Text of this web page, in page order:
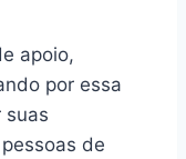
apoio,
por essa
suas
de